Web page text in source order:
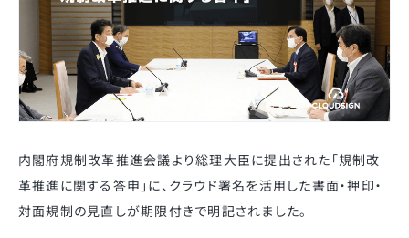
内閣府規制改革推進会議より総理大臣に提出された「規制改
革推進に関する答申」に、クラウド署名を活用した書面・押印・
対面規制の見直しが期限付きで明記されました。